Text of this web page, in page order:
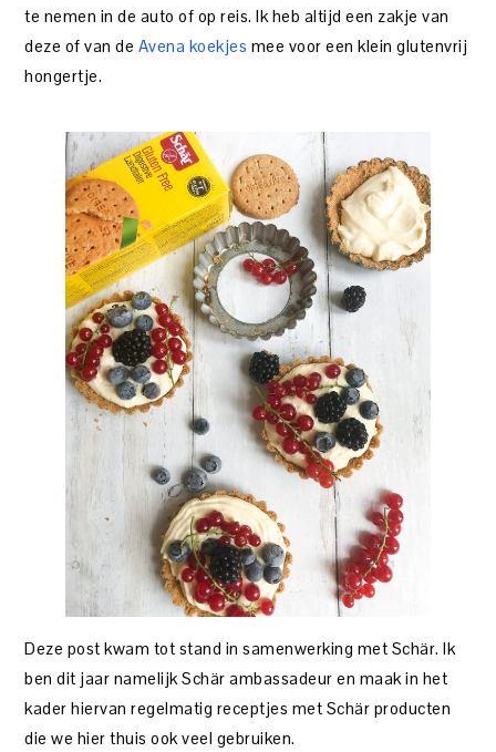
te nemen in de auto of op reis. Ik heb altijd een zakje van
deze of van de Avena koekjes mee voor een klein glutenvrij
hongertje.
Deze post kwam tot stand in samenwerking met Schär. Ik
ben dit jaar namelijk Schär ambassadeur en maak in het
kader hiervan regelmatig receptjes met Schär producten
die we hier thuis ook veel gebruiken.